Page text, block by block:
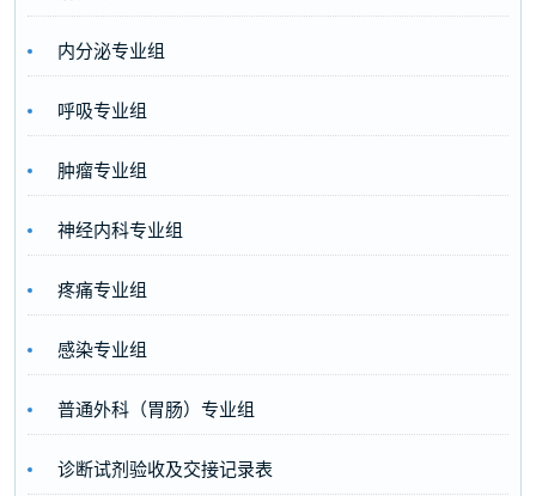
内分泌专业组
呼吸专业组
肿瘤专业组
神经内科专业组
疼痛专业组
感染专业组
普通外科（胃肠）专业组
诊断试剂验收及交接记录表